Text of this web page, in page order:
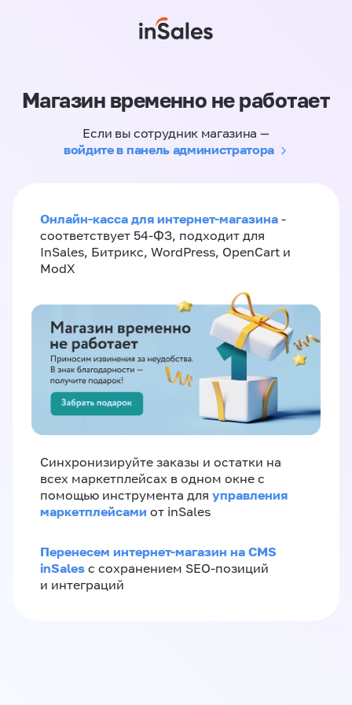
Магазин временно не работает
Если вы сотрудник магазина —
войдите в панель администратора
Онлайн-касса для интернет-магазина -
соответствует 54-ФЗ, подходит для
InSales, Битрикс, WordPress, OpenCart и
ModX
Синхронизируйте заказы и остатки на
всех маркетплейсах в одном окне с
помощью инструмента для управления
маркетплейсами от inSales
Перенесем интернет-магазин на CMS
inSales с сохранением SEO-позиций
и интеграций